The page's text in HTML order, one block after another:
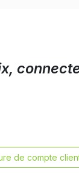
de compte